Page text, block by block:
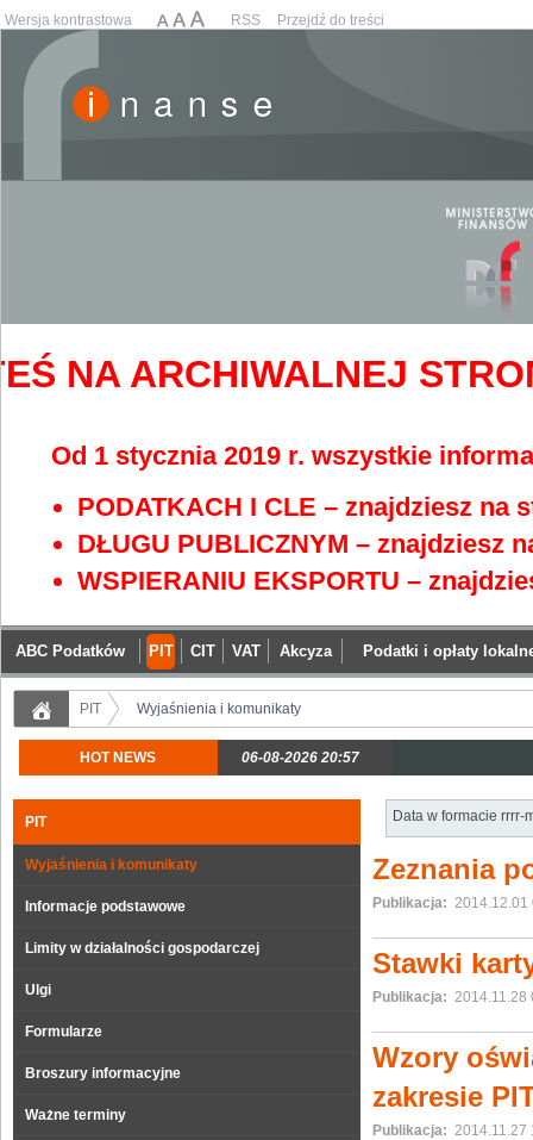
Wersja kontrastowa RSS Przejdź do treści
NA ARCHIWALNEJ
Od 1 stycznia 2019 r. wszystkie
PODATKACH I CLE – znajdziesz na
DŁUGU PUBLICZNYM – znajdziesz
WSPIERANIU EKSPORTU –
ABC Podatków PIT CIT VAT Akcyza Podatki i opłaty
PIT Wyjaśnienia i komunikaty
HOT NEWS 06-08-2026 20:57
PIT
Wyjaśnienia i komunikaty
Informacje podstawowe
Limity w działalności gospodarczej
Ulgi
Formularze
Broszury informacyjne
Ważne terminy
Data w formacie rrrr-
Zeznania
Publikacja: 2014.12.01
Stawki
Publikacja: 2014.11.28
Wzory
zakresie
Publikacja: 2014.11.27